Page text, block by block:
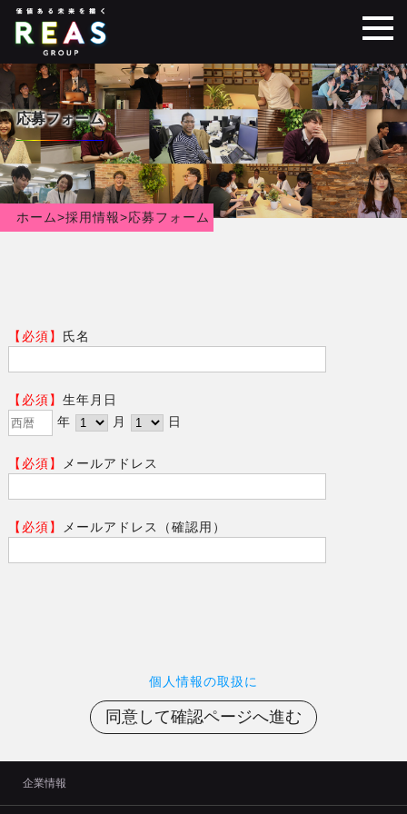
応募フォーム
ホーム>採用情報>応募フォーム
【必須】 氏名
【必須】 生年月日
年
月 日
【必須】 メールアドレス
【必須】 メールアドレス（確認用）
個人情報の取扱に
企業情報